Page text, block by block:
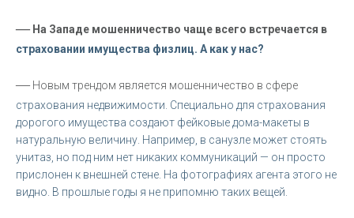
— На Западе мошенничество чаще всего встречается в
страховании имущества физлиц. А как у нас?
— Новым трендом является мошенничество в сфере
страхования недвижимости. Специально для страхования
дорогого имущества создают фейковые дома-макеты в
натуральную величину. Например, в санузле может стоять
унитаз, но под ним нет никаких коммуникаций — он просто
прислонен к внешней стене. На фотографиях агента этого не
видно. В прошлые годы я не припомню таких вещей.